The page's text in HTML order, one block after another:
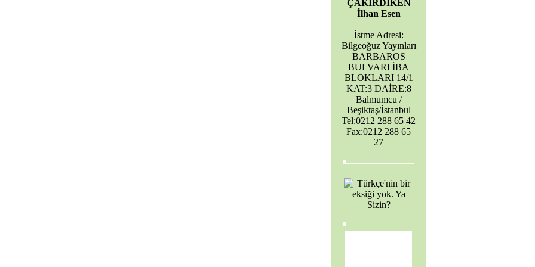
ÇAKIRDİKEN
İlhan Esen
İstme Adresi:
Bilgeoğuz Yayınları
BARBAROS
BULVARI İBA
BLOKLARI 14/1
KAT:3 DAİRE:8
Balmumcu /
Beşiktaş/İstanbul
Tel:0212 288 65 42
Fax:0212 288 65
27